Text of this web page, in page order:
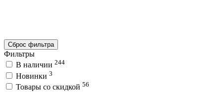
Сброс фильтра
Фильтры
В наличии 244
Новинки 3
Товары со скидкой 56